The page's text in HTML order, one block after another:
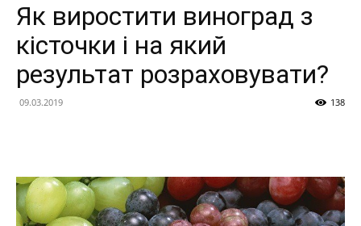
Як виростити виноград з
кісточки і на який
результат розраховувати?
09.03.2019 138